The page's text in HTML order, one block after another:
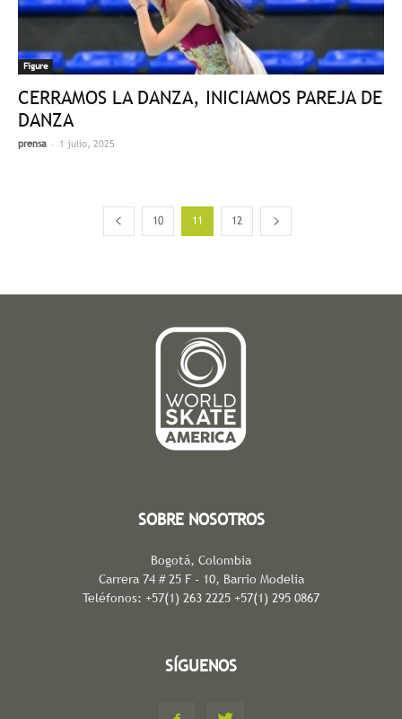
Figure
CERRAMOS LA DANZA, INICIAMOS PAREJA DE
DANZA
prensa - 1 julio, 2025
10 11 12
SOBRE NOSOTROS
Bogotá, Colombia
Carrera 74 # 25 F - 10, Barrio Modelia
Teléfonos: +57(1) 263 2225 +57(1) 295 0867
SÍGUENOS